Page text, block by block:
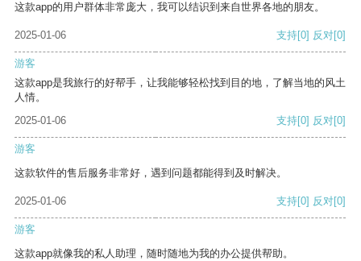
这款app的用户群体非常庞大，我可以结识到来自世界各地的朋友。
2025-01-06 支持[0] 反对[0]
游客
这款app是我旅行的好帮手，让我能够轻松找到目的地，了解当地的风土
人情。
2025-01-06
支持[0] 反对[0]
游客
这款软件的售后服务非常好，遇到问题都能得到及时解决。
2025-01-06 支持[0] 反对[0]
游客
这款app就像我的私人助理，随时随地为我的办公提供帮助。